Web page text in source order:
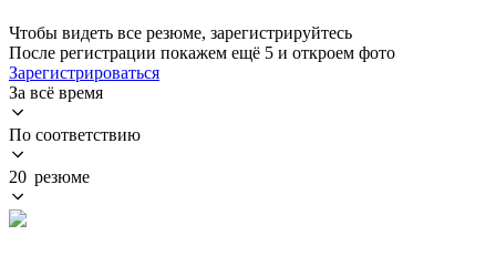
Чтобы видеть все резюме, зарегистрируйтесь
После регистрации покажем ещё 5 и откроем фото
Зарегистрироваться
За всё время
По соответствию
20 резюме